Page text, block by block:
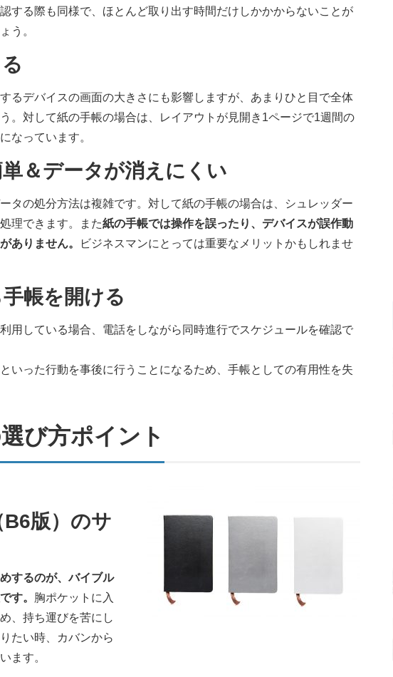
する際も同様で、ほとんど取り出す時間だけしかかからないことが
う。
るデバイスの画面の大きさにも影響しますが、あまりひと目で全体
。対して紙の手帳の場合は、レイアウトが見開き1ページで1週間の
なっています。
＆データが消えにくい
タの処分方法は複雑です。対して紙の手帳の場合は、シュレッダー
理できます。また紙の手帳では操作を誤ったり、デバイスが誤作動
ありません。
ビジネスマンにとっては重要なメリットかもしれませ
帳を開ける
用している場合、電話をしながら同時進行でスケジュールを確認で
いった行動を事後に行うことになるため、手帳としての有用性を失
び方ポイント
版）のサ
するのが、バイブル
す。
胸ポケットに入
、持ち運びを苦にし
たい時、カバンから
ます。